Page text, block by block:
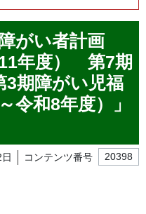
がい者計画
11年度） 第7期
3期障がい児福
令和8年度）」
コンテンツ番号 20398